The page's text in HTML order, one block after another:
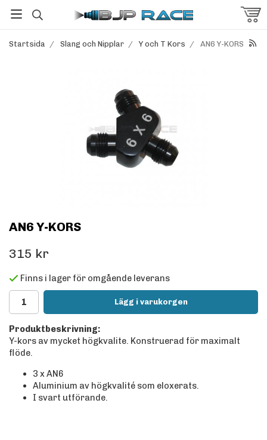
Startsida / Slang och Nipplar / Y och T Kors / AN6 Y-KORS
AN6 Y-KORS
315 kr
Finns i lager för omgående leverans
Lägg i varukorgen
Produktbeskrivning:
Y-kors av mycket högkvalite. Konstruerad för maximalt
flöde.
3 x AN6
Aluminium av högkvalité som eloxerats.
I svart utförande.